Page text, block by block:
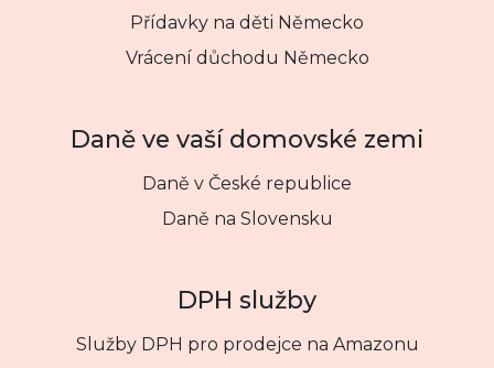
Přídavky na děti Německo
Vrácení důchodu Německo
Daně ve vaší domovské zemi
Daně v České republice
Daně na Slovensku
DPH služby
Služby DPH pro prodejce na Amazonu